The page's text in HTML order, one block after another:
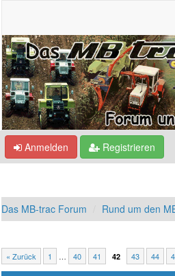
Anmelden Registrieren
Das MB-trac Forum Rund um den
« Zurück 1 … 40 41 42 43 44